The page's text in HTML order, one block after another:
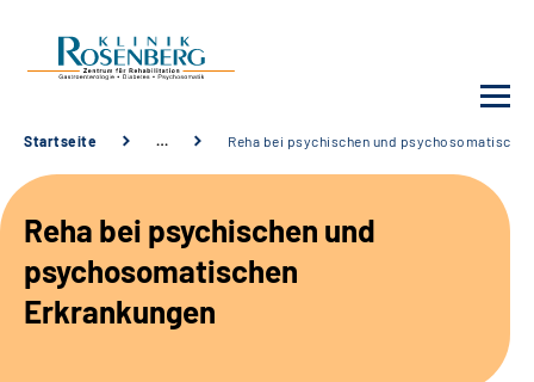
Unsere Klinik
Unsere Angebote
Service
Startseite … Reha bei psychischen und
Reha bei psychischen und
psychosomatischen
Erkrankungen